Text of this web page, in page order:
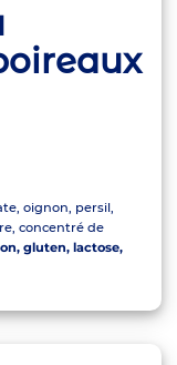
oignon, persil,
concentré de
gluten, lactose,